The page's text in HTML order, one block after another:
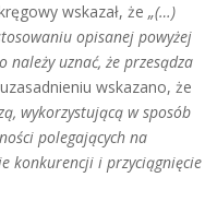
wskazał, że„(…)
opisanej powyżej
uznać, że przesądza
wskazano, że
wykorzystującą w sposób
polegających na
konkurencji i przyciągnięcie